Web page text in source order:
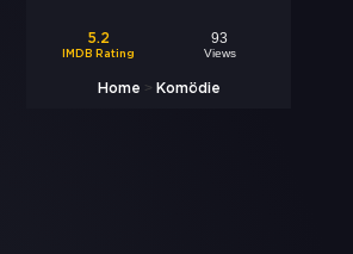
5.2
IMDB Rating
93
Views
Home > Komödie